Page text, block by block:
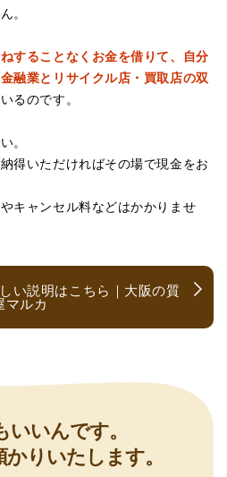
も行きましたが、対応の方があ
たので、やめました。こちら
象でしたので、こちらでお売り
。この度はありがとうございま
石に詳しく、また中古市場の仕
かったです。鑑別も素早く驚き
します。(楽器等、様々なジャン
尽きます)
。
ねすることなくお金を借りて、自分
融業とリサイクル店・買取店の双
るのです。
。
得いただければその場で現金をお
キャンセル料などはかかりませ
い説明はこちら｜大阪の質
マルカ
いんです。
りいたします。